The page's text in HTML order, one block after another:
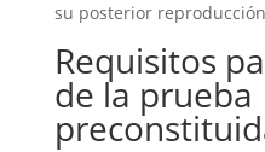
su posterior
Requisitos
de la prueba